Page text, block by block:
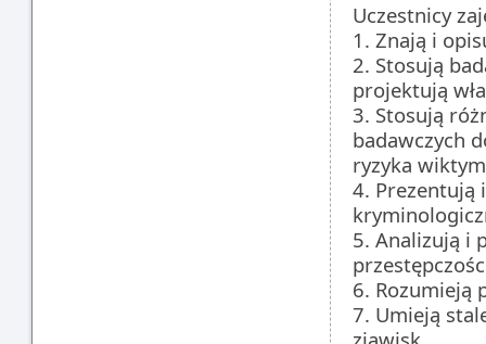
Uczestnicy
1. Znają i
2. Stosują
projektują
3. Stosują
badawczych
ryzyka
4. Prezentują
5. Analizują i
6. Rozumieją
7. Umieją